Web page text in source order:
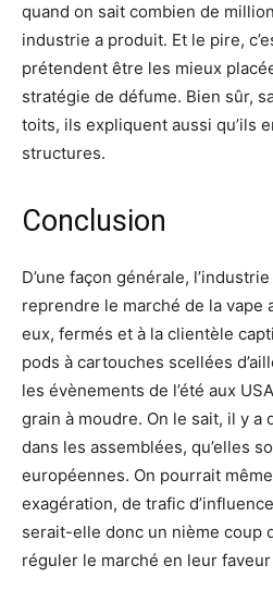
quand on sait combien de
industrie a produit. Et le pire,
prétendent être les mieux
stratégie de défume. Bien sûr,
toits, ils expliquent aussi qu’ils
structures.
Conclusion
D’une façon générale,
reprendre le marché de la vape
eux, fermés et à la clientèle
pods à cartouches scellées
les évènements de l’été aux
grain à moudre. On le sait, il y a
dans les assemblées, qu’elles
européennes. On pourrait
exagération, de trafic
serait-elle donc un nième coup
réguler le marché en leur faveur